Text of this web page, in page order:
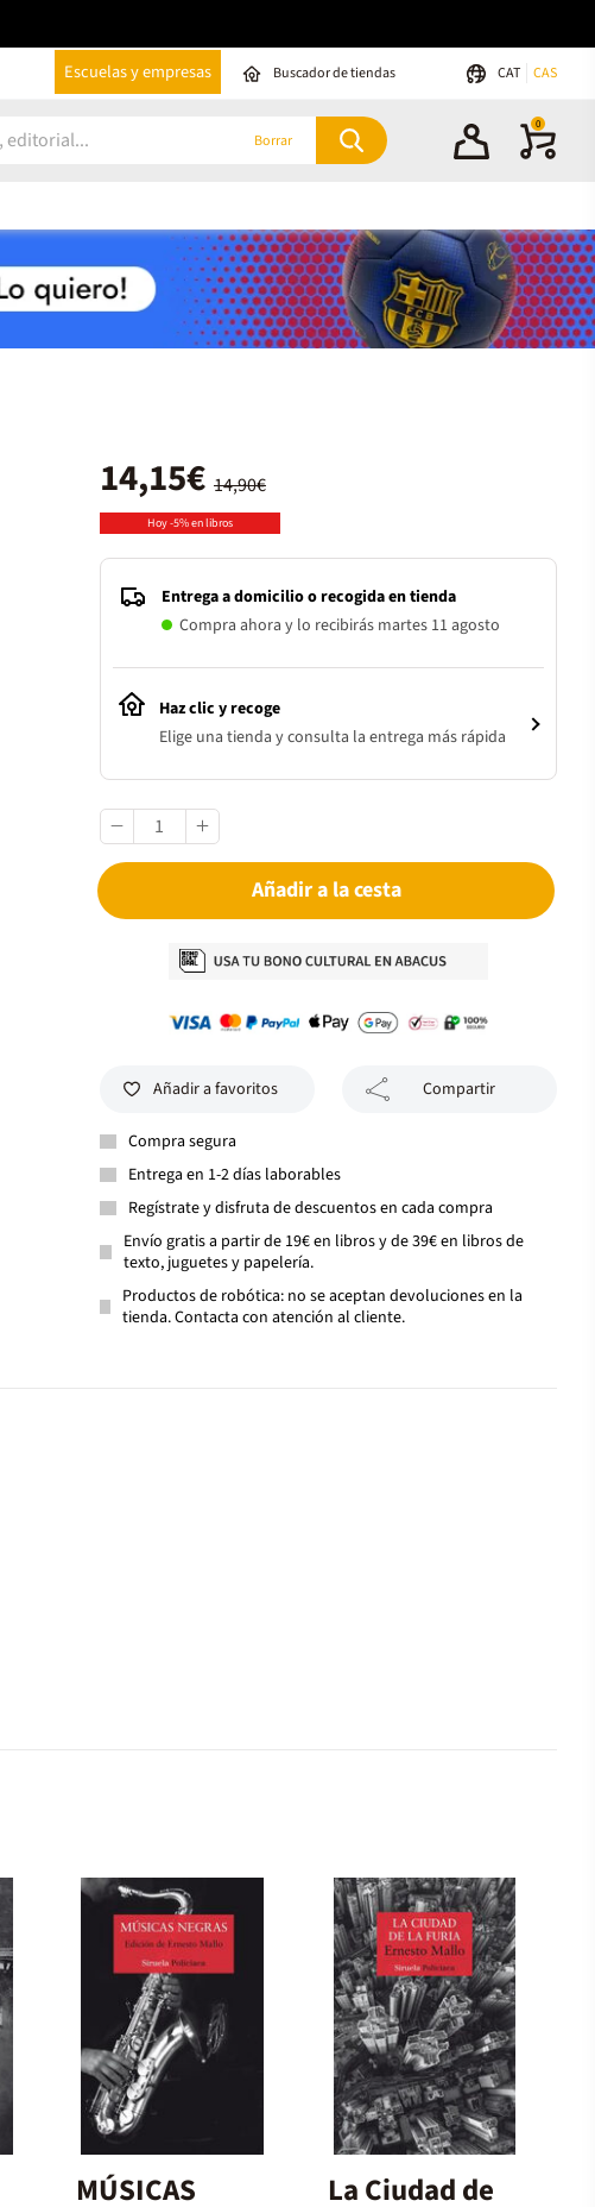
Escuelas y empresas Buscador de tiendas CAT CAS
Borrar
0
14,90€
14,15€
Hoy -5% en libros
Entrega a domicilio o recogida en tienda
Compra ahora y lo recibirás martes 11 agosto
Haz clic y recoge
Elige una tienda y consulta la entrega más rápida
Añadir a la cesta
Añadir a favoritos Compartir
Compra segura
Entrega en 1-2 días laborables
Regístrate y disfruta de descuentos en cada compra
Envío gratis a partir de 19€ en libros y de 39€ en libros de
texto, juguetes y papelería.
Productos de robótica: no se aceptan devoluciones en la
tienda. Contacta con atención al cliente.
MÚSICAS
La Ciudad de